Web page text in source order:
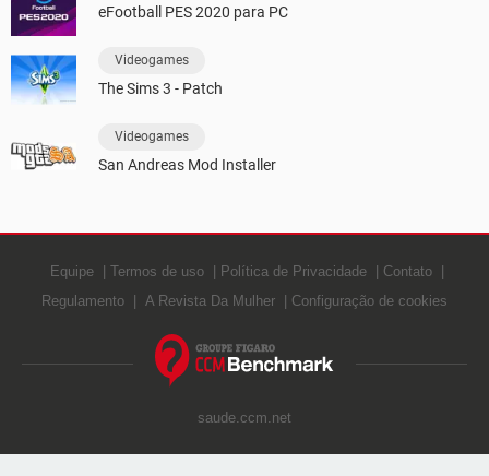
eFootball PES 2020 para PC
Videogames
The Sims 3 - Patch
Videogames
San Andreas Mod Installer
Equipe Termos de uso Política de Privacidade
Contato
Regulamento
A Revista Da Mulher Configuração de cookies
saude.ccm.net